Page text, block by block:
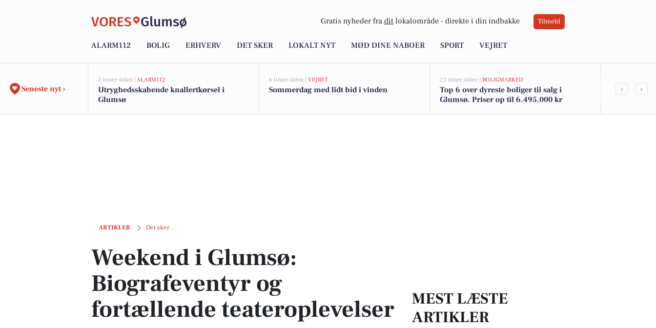
VORES Glumsø Gratis nyheder fra dit lokalområde - direkte i din indbakke Tilmeld
ALARM112 BOLIG ERHVERV DET SKER LOKALT NYT MØD DINE NABOER SPORT VEJRET
Seneste nyt ›
2 timer siden | ALARM112
Utryghedsskabende knallertkørsel i
Glumsø
6 timer siden | VEJRET
Sommerdag med lidt bid i vinden
22 timer siden | BOLIGMARKED
Top 6 over dyreste boliger til salg i
Glumsø. Priser op til 6.495.000 kr
Politiet i
‹ ›
ARTIKLER Det sker
Weekend i Glumsø: Biografeventyr og fortællende teateroplevelser
Weekend i Glumsø:
Biografeventyr og
fortællende teateroplevelser
MEST LÆSTE
ARTIKLER